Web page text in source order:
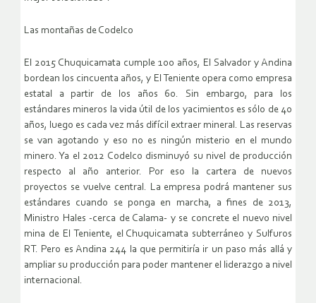
Las montañas de Codelco
El 2015 Chuquicamata cumple 100 años, El Salvador y Andina
bordean los cincuenta años, y El Teniente opera como empresa
estatal a partir de los años 60. Sin embargo, para los
estándares mineros la vida útil de los yacimientos es sólo de 40
años, luego es cada vez más difícil extraer mineral. Las reservas
se van agotando y eso no es ningún misterio en el mundo
minero. Ya el 2012 Codelco disminuyó su nivel de producción
respecto al año anterior. Por eso la cartera de nuevos
proyectos se vuelve central. La empresa podrá mantener sus
estándares cuando se ponga en marcha, a fines de 2013,
Ministro Hales -cerca de Calama- y se concrete el nuevo nivel
mina de El Teniente, el Chuquicamata subterráneo y Sulfuros
RT. Pero es Andina 244 la que permitiría ir un paso más allá y
ampliar su producción para poder mantener el liderazgo a nivel
internacional.